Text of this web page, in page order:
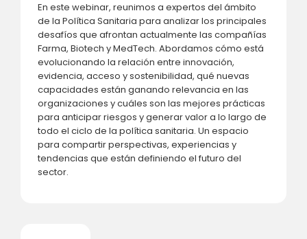
En este webinar, reunimos a expertos del ámbito
de la Política Sanitaria para analizar los principales
desafíos que afrontan actualmente las compañías
Farma, Biotech y MedTech. Abordamos cómo está
evolucionando la relación entre innovación,
evidencia, acceso y sostenibilidad, qué nuevas
capacidades están ganando relevancia en las
organizaciones y cuáles son las mejores prácticas
para anticipar riesgos y generar valor a lo largo de
todo el ciclo de la política sanitaria. Un espacio
para compartir perspectivas, experiencias y
tendencias que están definiendo el futuro del
sector.